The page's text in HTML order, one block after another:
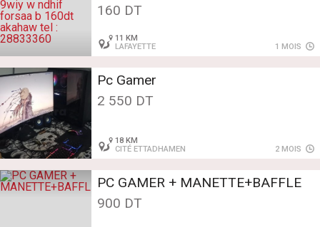
160 DT
11 KM
LAFAYETTE
1 MOIS
Pc Gamer
2 550 DT
18 KM
CITÉ ETTADHAMEN
2 MOIS
PC GAMER + MANETTE+BAFFLE
900 DT